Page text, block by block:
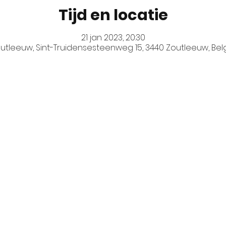
Tijd en locatie
21 jan 2023, 20:30
Sint-Truidensesteenweg 15, 3440 Zoutleeuw,